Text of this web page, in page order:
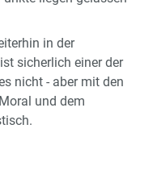
in der
sicherlich einer der
nicht - aber mit den
und dem